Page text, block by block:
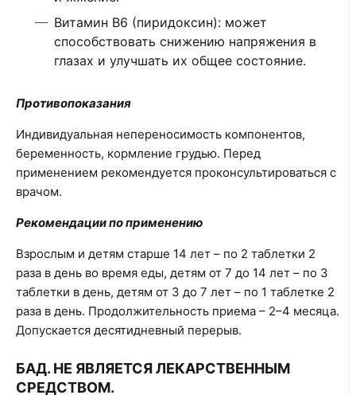
Витамин B6 (пиридоксин): может
способствовать снижению напряжения в
глазах и улучшать их общее состояние.
Противопоказания
Индивидуальная непереносимость компонентов,
беременность, кормление грудью. Перед
применением рекомендуется проконсультироваться с
врачом.
Рекомендации по применению
Взрослым и детям старше 14 лет – по 2 таблетки 2
раза в день во время еды, детям от 7 до 14 лет – по 3
таблетки в день, детям от 3 до 7 лет – по 1 таблетке 2
раза в день. Продолжительность приема – 2–4 месяца.
Допускается десятидневный перерыв.
БАД. НЕ ЯВЛЯЕТСЯ ЛЕКАРСТВЕННЫМ
СРЕДСТВОМ.